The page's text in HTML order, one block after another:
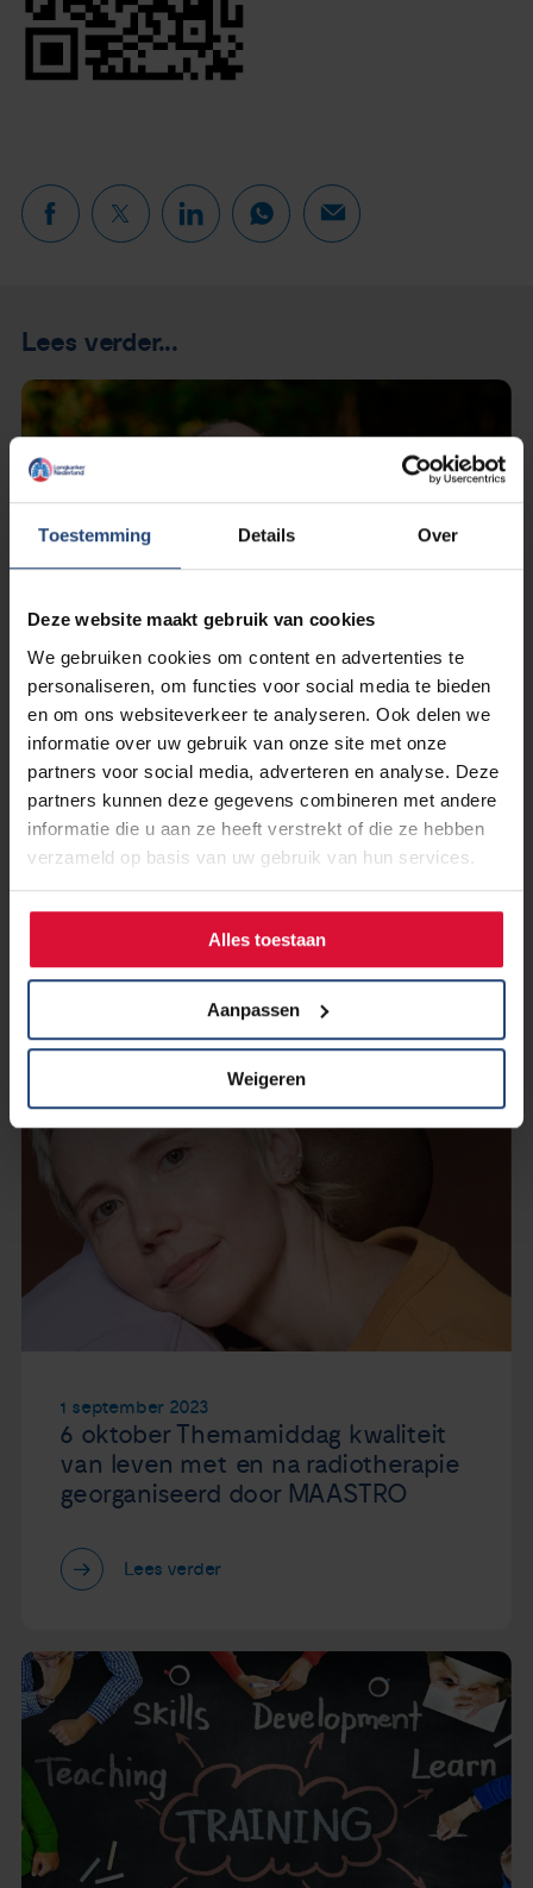
Toestemming Details Over
Deze website maakt gebruik van cookies
We gebruiken cookies om content en advertenties te
personaliseren, om functies voor social media te bieden
en om ons websiteverkeer te analyseren. Ook delen we
informatie over uw gebruik van onze site met onze
partners voor social media, adverteren en analyse. Deze
partners kunnen deze gegevens combineren met andere
informatie die u aan ze heeft verstrekt of die ze hebben
verzameld op basis van uw gebruik van hun services.
Alles toestaan
Aanpassen
Weigeren
Lees verder...
5 september 2023
Gratis op de foto tijdens
betekenisweek
Lees verder
1 september 2023
6 oktober Themamiddag kwaliteit
van leven met en na radiotherapie
georganiseerd door MAASTRO
Lees verder